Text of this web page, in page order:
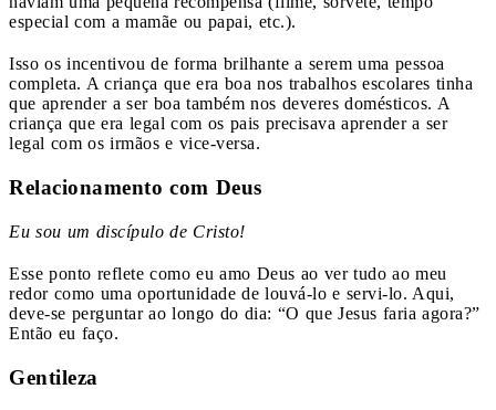
especial com a mamãe ou papai, etc.).
Isso os incentivou de forma brilhante a serem uma pessoa
completa. A criança que era boa nos trabalhos escolares tinha
que aprender a ser boa também nos deveres domésticos. A
criança que era legal com os pais precisava aprender a ser
legal com os irmãos e vice-versa.
Relacionamento com Deus
Eu sou um discípulo de Cristo!
Esse ponto reflete como eu amo Deus ao ver tudo ao meu
redor como uma oportunidade de louvá-lo e servi-lo. Aqui,
deve-se perguntar ao longo do dia: “O que Jesus faria agora?”
Então eu faço.
Gentileza